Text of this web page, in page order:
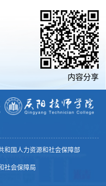
内容分享
和国人力资源和社会保障部
社会保障局